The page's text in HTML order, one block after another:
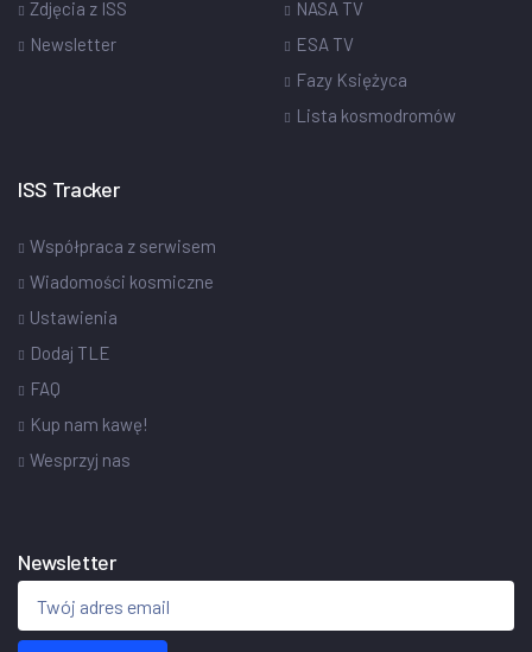
Zdjęcia z ISS
Newsletter
NASA TV
ESA TV
Fazy Księżyca
Lista kosmodromów
ISS Tracker
Współpraca z serwisem
Wiadomości kosmiczne
Ustawienia
Dodaj TLE
FAQ
Kup nam kawę!
Wesprzyj nas
Newsletter